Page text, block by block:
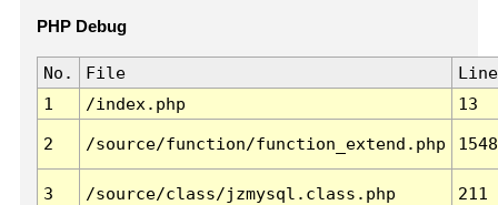
PHP Debug
No. File
Line
1
/index.php 13
2 /source/function/function_extend.php 1548
3 /source/class/jzmysql.class.php 211